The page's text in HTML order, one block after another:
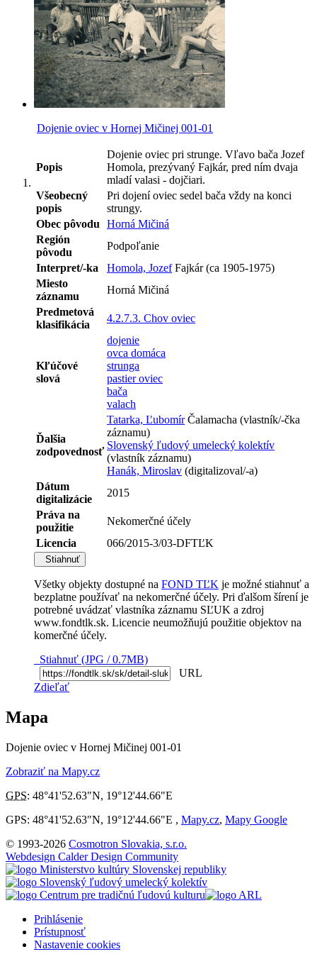
Dojenie oviec v Hornej Mičinej 001-01
Popis
Dojenie oviec pri strunge. Vľavo bača Jozef
Homola, prezývaný Fajkár, pred ním dvaja
mladí valasi - dojčiari.
Všeobecný
popis
Pri dojení oviec sedel bača vždy na konci
strungy.
Obec pôvodu
Horná Mičiná
Región
pôvodu
Podpoľanie
Interpret/-ka
Homola, JozefFajkár (ca 1905-1975)
Miesto
záznamu
Horná Mičiná
Predmetová
klasifikácia
4.2.7.3. Chov oviec
Kľúčové
slová
dojenie
ovca domáca
strunga
pastier oviec
bača
valach
Ďalšia
zodpovednosť
Tatarka, ĽubomírČalamacha (vlastník/-čka
záznamu)
Slovenský ľudový umelecký kolektív
(vlastník záznamu)
Hanák, Miroslav (digitalizoval/-a)
Dátum
digitalizácie
2015
Práva na
použitie
Nekomerčné účely
Licencia
066/2015-3/03-DFTĽK
Stiahnuť
Všetky objekty dostupné na FOND TĽK je možné stiahnuť a
bezplatne používať na nekomerčné účely. Pri ďalšom šírení je
potrebné uvádzať vlastníka záznamu SĽUK a zdroj
www.fondtlk.sk. Licencie neumožňujú použitie objektov na
komerčné účely.
Stiahnuť (JPG / 0.7MB)
URL
Zdieľať
Mapa
Dojenie oviec v Hornej Mičinej 001-01
Zobraziť na Mapy.cz
GPS: 48°41'52.63"N, 19°12'44.66"E
GPS: 48°41'52.63"N, 19°12'44.66"E , Mapy.cz, Mapy Google
© 1993-2026 Cosmotron Slovakia, s.r.o.
Webdesign Calder Design Community
Prihlásenie
Prístupnosť
Nastavenie cookies